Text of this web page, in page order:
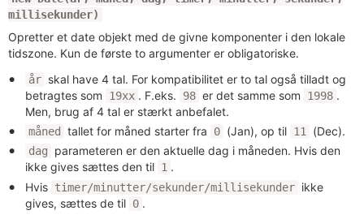
millisekunder)
Opretter et date objekt med de givne komponenter i den lokale
tidszone. Kun de første to argumenter er obligatoriske.
år skal have 4 tal. For kompatibilitet er to tal også tilladt og
betragtes som
19xx . F.eks. 98 er det samme som 1998 .
Men, brug af 4 tal er stærkt anbefalet.
måned tallet for måned starter fra 0 (Jan), op til 11 (Dec).
dag
parameteren er den aktuelle dag i måneden. Hvis den
ikke gives sættes den til 1 .
Hvis timer/minutter/sekunder/millisekunder ikke
gives, sættes de til 0 .